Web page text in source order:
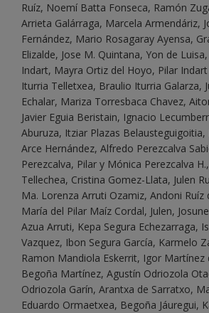
Ruíz, Noemí Batta Fonseca, Ramón
Arrieta Galárraga, Marcela Armendáriz,
Fernández, Mario Rosagaray Ayensa,
Elizalde, Jose M. Quintana, Yon de Luisa,
Indart, Mayra Ortiz del Hoyo, Pilar
Iturria Telletxea, Braulio Iturria Galarza,
Echalar, Mariza Torresbaca Chavez,
Javier Eguia Beristain, Ignacio
Aburuza, Itziar Plazas
Arce Hernández, Alfredo Perezcalva
Perezcalva, Pilar y Mónica Perezcalva
Tellechea, Cristina Gomez-Llata, Julen
Ma. Lorenza Arruti Ozamiz, Andoni Ruíz
María del Pilar Maíz Cordal, Julen,
Azua Arruti, Kepa Segura Echezarraga,
Vazquez, Ibon Segura García, Karmelo
Ramon Mandiola Eskerrit, Igor Martínez
Begoña Martínez, Agustín Odriozola
Odriozola Garín, Arantxa de Sarratxo,
Eduardo Ormaetxea, Begoña Jáuregui,